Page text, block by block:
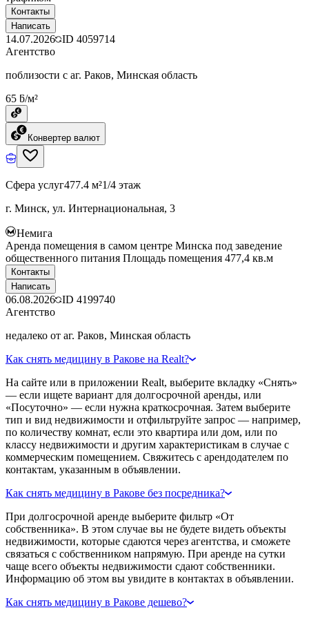
Контакты
Написать
14.07.2026 ID 4059714
Агентство
поблизости с аг. Раков, Минская область
65 ƃ/м²
Конвертер валют
Сфера услуг477.4 м²1/4 этаж
г. Минск, ул. Интернациональная, 3
Немига
Аренда помещения в самом центре Минска под заведение
общественного питания Площадь помещения 477,4 кв.м
Контакты
Написать
06.08.2026 ID 4199740
Агентство
недалеко от аг. Раков, Минская область
Как снять медицину в Ракове на Realt?
На сайте или в приложении Realt, выберите вкладку «Снять»
— если ищете вариант для долгосрочной аренды, или
«Посуточно» — если нужна краткосрочная. Затем выберите
тип и вид недвижимости и отфильтруйте запрос — например,
по количеству комнат, если это квартира или дом, или по
классу недвижимости и другим характеристикам в случае с
коммерческим помещением. Свяжитесь с арендодателем по
контактам, указанным в объявлении.
Как снять медицину в Ракове без посредника?
При долгосрочной аренде выберите фильтр «От
собственника». В этом случае вы не будете видеть объекты
недвижимости, которые сдаются через агентства, и сможете
связаться с собственником напрямую. При аренде на сутки
чаще всего объекты недвижимости сдают собственники.
Информацию об этом вы увидите в контактах в объявлении.
Как снять медицину в Ракове дешево?